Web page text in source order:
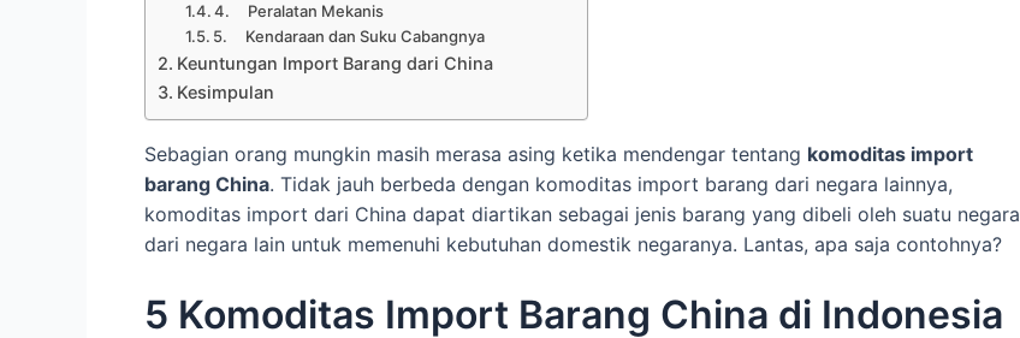
4. Peralatan Mekanis
5. Kendaraan dan Suku Cabangnya
Keuntungan Import Barang dari China
Kesimpulan
Sebagian orang mungkin masih merasa asing ketika mendengar tentang komoditas import
barang China. Tidak jauh berbeda dengan komoditas import barang dari negara lainnya,
komoditas import dari China dapat diartikan sebagai jenis barang yang dibeli oleh suatu negara
dari negara lain untuk memenuhi kebutuhan domestik negaranya. Lantas, apa saja contohnya?
5 Komoditas Import Barang China di Indonesia